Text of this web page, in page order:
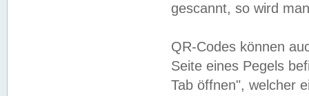
gescannt, so wird
QR-Codes können
Seite eines Pegels
Tab öffnen", welcher